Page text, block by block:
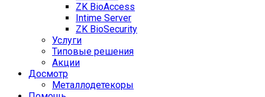
ZK BioAccess
Intime Server
ZK BioSecurity
Услуги
Типовые решения
Акции
Досмотр
Металлодетекоры